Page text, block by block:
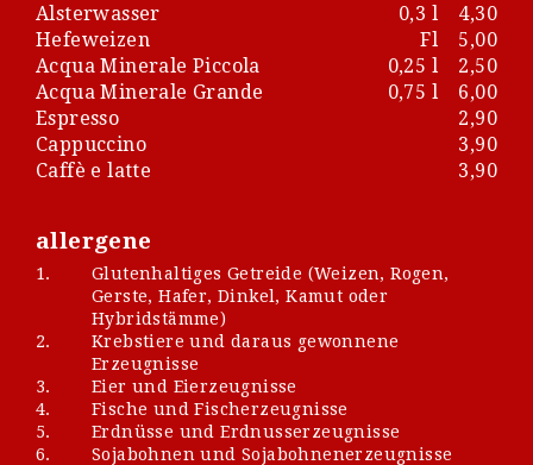
Alsterwasser
0,3 l
4,30
Hefeweizen
Fl
5,00
Acqua Minerale Piccola
0,25 l
2,50
Acqua Minerale Grande
0,75 l
6,00
Espresso
2,90
Cappuccino
3,90
Caffè e latte
3,90
allergene
1.
Glutenhaltiges Getreide (Weizen, Rogen,
Gerste, Hafer, Dinkel, Kamut oder
Hybridstämme)
2.
Krebstiere und daraus gewonnene
Erzeugnisse
3.
Eier und Eierzeugnisse
4.
Fische und Fischerzeugnisse
5.
Erdnüsse und Erdnusserzeugnisse
6.
Sojabohnen und Sojabohnenerzeugnisse